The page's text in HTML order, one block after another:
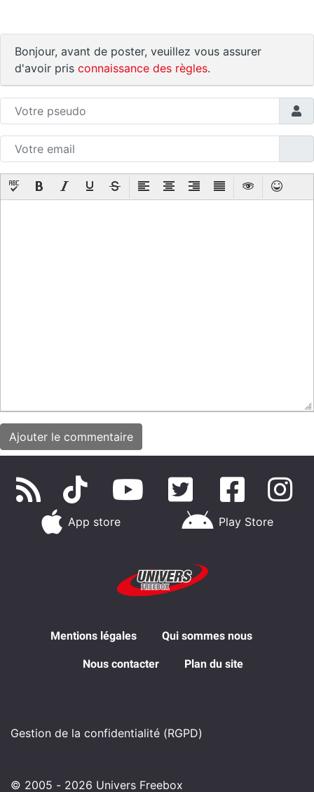
Bonjour, avant de poster, veuillez vous assurer
d'avoir pris connaissance des règles.
App store Play Store
Mentions légales Qui sommes nous
Nous contacter Plan du site
Gestion de la confidentialité (RGPD)
© 2005 - 2026 Univers Freebox